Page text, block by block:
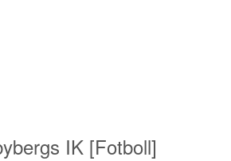
IK [Fotboll]